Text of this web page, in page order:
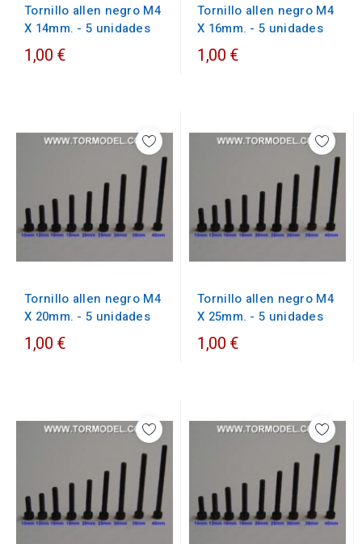
Tornillo allen negro M4
X 14mm. - 5 unidades
1,00 €
Tornillo allen negro M4
X 16mm. - 5 unidades
1,00 €
Tornillo allen negro M4
X 20mm. - 5 unidades
1,00 €
Tornillo allen negro M4
X 25mm. - 5 unidades
1,00 €